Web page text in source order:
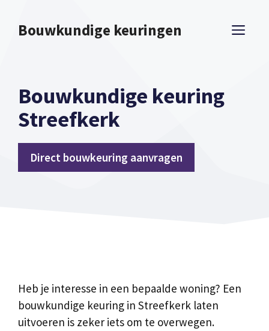
naarBouwkundige keuringen
Bouwkundige keuring
Streefkerk
Direct bouwkeuring aanvragen
Heb je interesse in een bepaalde woning? Een
bouwkundige keuring in Streefkerk laten
uitvoeren is zeker iets om te overwegen.